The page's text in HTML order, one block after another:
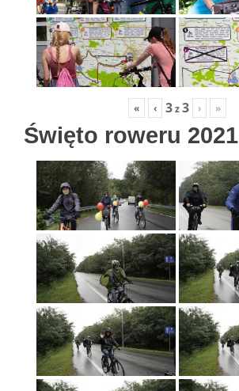
« ‹ 3z3 › »
Święto roweru 2021